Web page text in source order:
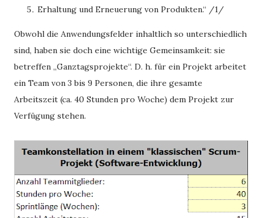
Erhaltung und Erneuerung von Produkten.“ /1/
Obwohl die Anwendungsfelder inhaltlich so unterschiedlich
sind, haben sie doch eine wichtige Gemeinsamkeit: sie
betreffen „Ganztagsprojekte“. D. h. für ein Projekt arbeitet
ein Team von 3 bis 9 Personen, die ihre gesamte
Arbeitszeit (ca. 40 Stunden pro Woche) dem Projekt zur
Verfügung stehen.